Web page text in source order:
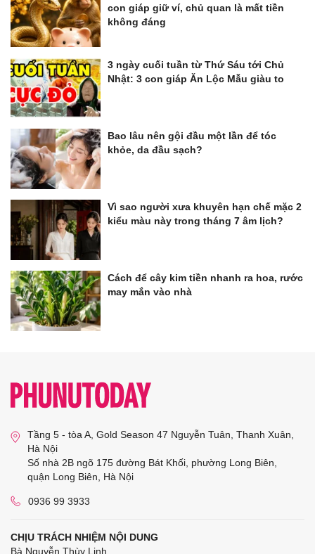
con giáp giữ ví, chủ quan là mất tiền
không đáng
3 ngày cuối tuần từ Thứ Sáu tới Chủ
Nhật: 3 con giáp Ăn Lộc Mẫu giàu to
Bao lâu nên gội đầu một lần để tóc
khỏe, da đầu sạch?
Vì sao người xưa khuyên hạn chế mặc 2
kiểu màu này trong tháng 7 âm lịch?
Cách để cây kim tiền nhanh ra hoa, rước
may mắn vào nhà
Tầng 5 - tòa A, Gold Season 47 Nguyễn Tuân, Thanh Xuân,
Hà Nội
Số nhà 2B ngõ 175 đường Bát Khối, phường Long Biên,
quận Long Biên, Hà Nội
0936 99 3933
CHỊU TRÁCH NHIỆM NỘI DUNG
Bà Nguyễn Thùy Linh